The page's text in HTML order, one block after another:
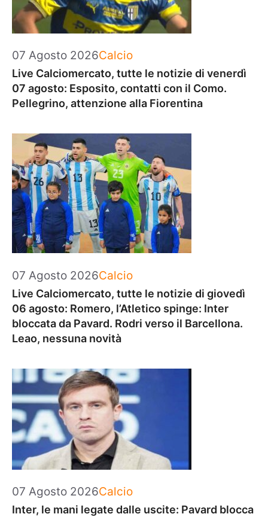
07 Agosto 2026Categorie
Calcio
Live Calciomercato, tutte le notizie di venerdì
07 agosto: Esposito, contatti con il Como.
Pellegrino, attenzione alla Fiorentina
07 Agosto 2026Categorie
Calcio
Live Calciomercato, tutte le notizie di giovedì
06 agosto: Romero, l’Atletico spinge: Inter
bloccata da Pavard. Rodri verso il Barcellona.
Leao, nessuna novità
07 Agosto 2026Categorie
Calcio
Inter, le mani legate dalle uscite: Pavard blocca